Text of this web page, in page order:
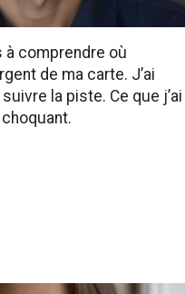
à comprendre où
de ma carte. J’ai
la piste. Ce que j’ai